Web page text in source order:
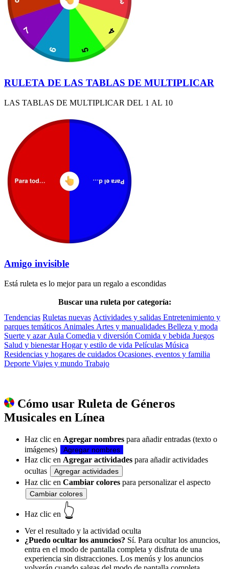
RULETA DE LAS TABLAS DE MULTIPLICAR
LAS TABLAS DE MULTIPLICAR DEL 1 AL 10
Amigo invisible
Está ruleta es lo mejor para un regalo a escondidas
Buscar una ruleta por categoría:
Tendencias Ruletas nuevas Actividades y salidas Entretenimiento y
parques temáticos Animales Artes y manualidades Belleza y moda
Suerte y azar Aula Comedia y diversión Comida y bebida Juegos
Salud y bienestarHogar y estilo de vida Películas Música
Residencias y hogares de cuidados Ocasiones, eventos y familia
Deporte Viajes y mundo Trabajo
Musicales en Línea
Haz clic en Agregar nombres
imágenes)
Agregar nombres
Haz clic en Agregar actividades
ocultas
Agregar actividades
Haz clic en Cambiar colores para personalizar el aspecto
Cambiar colores
Haz clic en 👆
Ver el resultado y la actividad oculta
¿Puedo ocultar los anuncios? Sí. Para ocultar los anuncios,
entra en el modo de pantalla completa y disfruta de una
experiencia sin distracciones. Los menús y los anuncios